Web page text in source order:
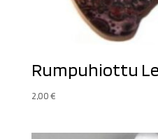
Rumpuhiottu
2,00€